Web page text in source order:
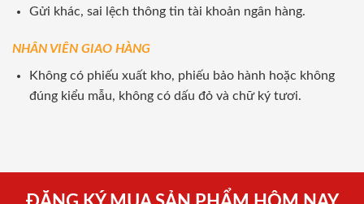
Gửi khác, sai lệch thông tin tài khoản ngân hàng.
NHÂN VIÊN GIAO HÀNG
Không có phiếu xuất kho, phiếu bảo hành hoặc không
đúng kiểu mẫu, không có dấu đỏ và chữ ký tươi.